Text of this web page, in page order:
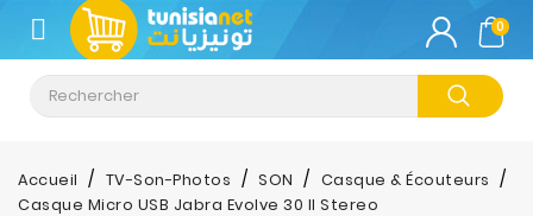
CATÉGORIE
Climatisation
Informatique
0
Accueil TV-Son-Photos SON
Casque & Écouteurs
Casque Micro USB Jabra Evolve 30 II Stereo